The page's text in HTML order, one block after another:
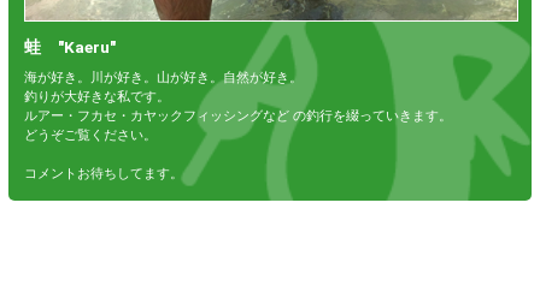
蛙 "Kaeru"
海が好き。川が好き。山が好き。自然が好き。
釣りが大好きな私です。
ルアー・フカセ・カヤックフィッシングなど の釣行を綴っていきます。
どうぞご覧ください。
コメントお待ちしてます。